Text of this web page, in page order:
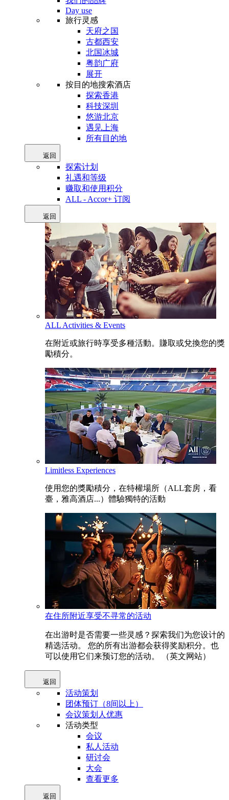
Day use
旅行灵感
天府之国
古都西安
北国冰城
粤韵广府
展开
按目的地搜索酒店
探索香港
科技深圳
悠游北京
遇见上海
所有目的地
返回
探索计划
礼遇和等级
赚取和使用积分
ALL - Accor+ 订阅
返回
ALL Activities & Events
在附近或旅行時享受多種活動。賺取或兌換您的獎
勵積分。
Limitless Experiences
使用您的獎勵積分，在特權場所（ALL套房，看
臺，雅高酒店...）體驗獨特的活動
在住所附近享受不寻常的活动
在出游时是否需要一些灵感？探索我们为您设计的
精选活动。 您的所有出游都会获得奖励积分。也
可以使用它们来预订您的活动。 （英文网站）
返回
活动策划
团体预订（8间以上）
会议策划人优惠
活动类型
会议
私人活动
研讨会
大会
查看更多
返回